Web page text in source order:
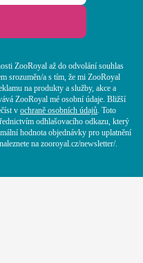
ZooRoyal až do odvolání souhlas
srozuměn/a s tím, že mi ZooRoyal
na produkty a služby, akce a
ZooRoyal mé osobní údaje. Bližší
v ochraně osobních údajů. Toto
odhlašovacího odkazu, který
hodnota objednávky pro uplatnění
na zooroyal.cz/newsletter/.